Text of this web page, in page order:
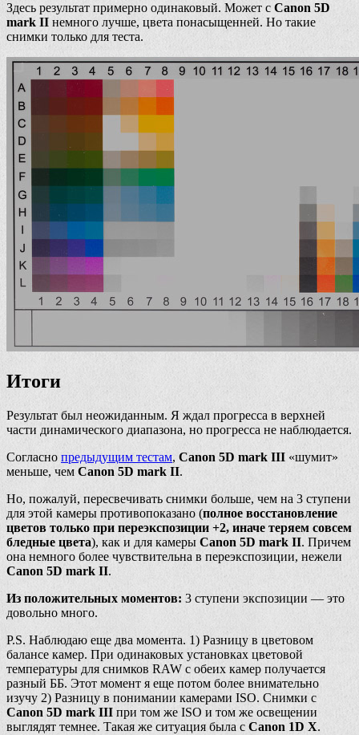
Здесь результат примерно одинаковый. Может с Canon 5D
mark II немного лучше, цвета понасыщенней. Но такие
снимки только для теста.
Итоги
Результат был неожиданным. Я ждал прогресса в верхней
части динамического диапазона, но прогресса не наблюдается.
Согласно предыдущим тестам, Canon 5D mark III «шумит»
меньше, чем Canon 5D mark II.
Но, пожалуй, пересвечивать снимки больше, чем на 3 ступени
для этой камеры противопоказано (полное восстановление
цветов только при переэкспозиции +2, иначе теряем совсем
бледные цвета), как и для камеры Canon 5D mark II. Причем
она немного более чувствительна в переэкспозиции, нежели
Canon 5D mark II.
Из положительных моментов: 3 ступени экспозиции — это
довольно много.
P.S. Наблюдаю еще два момента. 1) Разницу в цветовом
балансе камер. При одинаковых установках цветовой
температуры для снимков RAW с обеих камер получается
разный ББ. Этот момент я еще потом более внимательно
изучу 2) Разницу в понимании камерами ISO. Снимки с
Canon 5D mark III при том же ISO и том же освещении
выглядят темнее. Такая же ситуация была с Canon 1D X.